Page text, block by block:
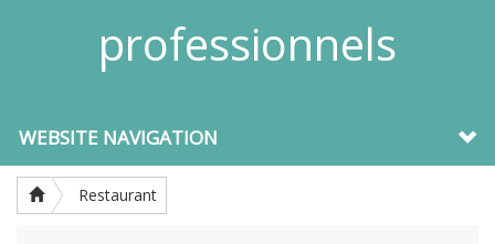
professionnels
WEBSITE NAVIGATION
Restaurant